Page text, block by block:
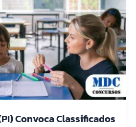
Convoca Classificados